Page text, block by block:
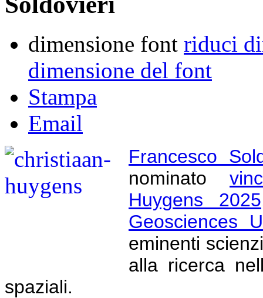
dimensione font riduci
dimensione del font
Stampa
Email
Francesco
nominato
Huygens 2025
Geosciences
eminenti
alla ricerca
spaziali.